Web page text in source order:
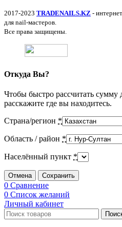
2017-2023 TRADENAILS.KZ -
для nail-мастеров.
Все права защищены.
Откуда Вы?
Чтобы быстро рассчитать сумму
расскажите где вы находитесь.
Страна/регион *
Область / район *
Населённый пункт *
Отмена Сохранить
0 Сравнение
0 Список желаний
Личный кабинет